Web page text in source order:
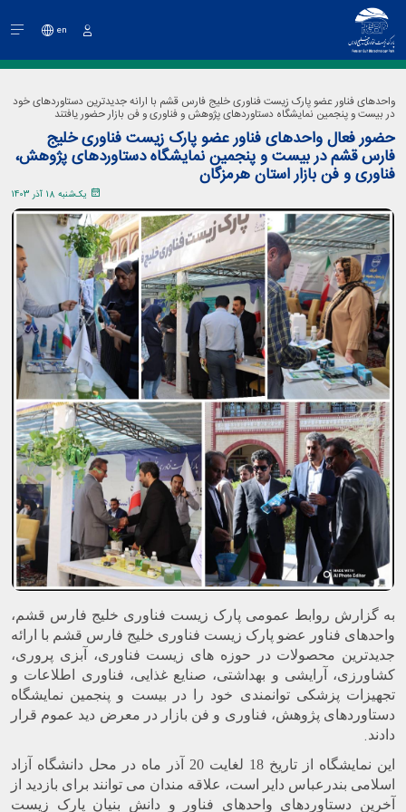
en
واحدهای فناور عضو پارک زیست فناوری خلیج فارس قشم با ارانه جدیدترین دستاوردهای خود
در بیست و پنجمین نمایشگاه دستاوردهای پژوهش و فناوری و فن بازار حضور یافتند
حضور فعال واحدهای فناور عضو پارک زیست فناوری خلیج
فارس قشم در بیست و پنجمین نمایشگاه دستاوردهای پژوهش،
فناوری و فن بازار استان هرمزگان
یک‌شنبه 18 آذر 1403
به گزارش روابط عمومی پارک زیست فناوری خلیج فارس قشم،
واحدهای فناور عضو پارک زیست فناوری خلیج فارس قشم با ارائه
جدیدترین محصولات در حوزه های زیست فناوری، آبزی پروری،
کشاورزی، آرایشی و بهداشتی، صنایع غذایی، فناوری اطلاعات و
تجهیزات پزشکی توانمندی خود را در بیست و پنجمین نمایشگاه
دستاوردهای پژوهش، فناوری و فن بازار در معرض دید عموم قرار
دادند.
این نمایشگاه از تاریخ 18 لغایت 20 آذر ماه در محل دانشگاه آزاد
اسلامی بندرعباس دایر است، علاقه مندان می توانند برای بازدید از
آخرین دستاوردهای واحدهای فناور و دانش بنیان پارک زیست